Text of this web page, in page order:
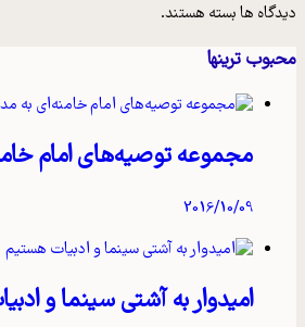
دیدگاه ها بسته هستند.
محبوب ترینها
مجموعه توصیه‌های امام
2016/10/09
امیدوار به آشتی سینما و